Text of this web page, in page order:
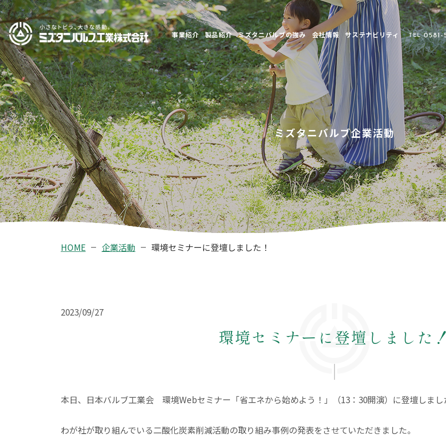
事業紹介 製品紹介 ミズタニバルブの強み 会社情報 サステナビリティ TEL 0581-
ミズタニバルブ企業活動
HOME 企業活動 環境セミナーに登壇しました！
2023/09/27
環境セミナーに登壇しました
本日、日本バルブ工業会 環境Webセミナー「省エネから始めよう！」（13：30開演）に登壇しまし
わが社が取り組んでいる二酸化炭素削減活動の取り組み事例の発表をさせていただきました。